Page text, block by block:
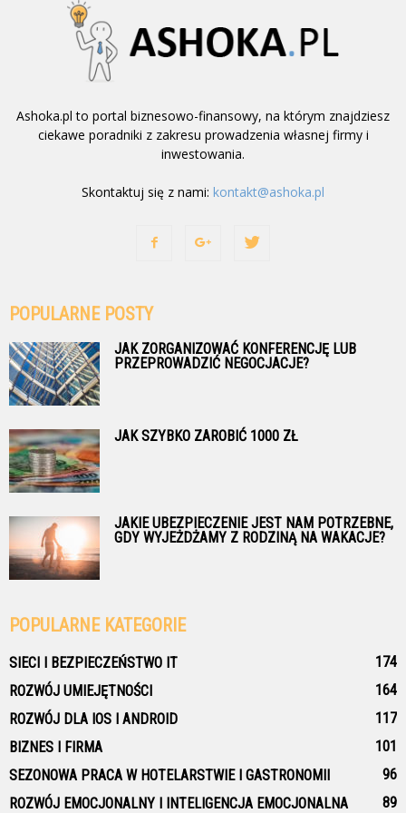
Ashoka.pl to portal biznesowo-finansowy, na którym znajdziesz
ciekawe poradniki z zakresu prowadzenia własnej firmy i
inwestowania.
Skontaktuj się z nami: kontakt@ashoka.pl
POPULARNE POSTY
JAK ZORGANIZOWAĆ KONFERENCJĘ LUB
PRZEPROWADZIĆ NEGOCJACJE?
JAK SZYBKO ZAROBIĆ 1000 ZŁ
JAKIE UBEZPIECZENIE JEST NAM POTRZEBNE,
GDY WYJEŻDŻAMY Z RODZINĄ NA WAKACJE?
POPULARNE KATEGORIE
SIECI I BEZPIECZEŃSTWO IT
174
ROZWÓJ UMIEJĘTNOŚCI
164
ROZWÓJ DLA IOS I ANDROID
117
BIZNES I FIRMA
101
SEZONOWA PRACA W HOTELARSTWIE I GASTRONOMII
96
ROZWÓJ EMOCJONALNY I INTELIGENCJA EMOCJONALNA
89